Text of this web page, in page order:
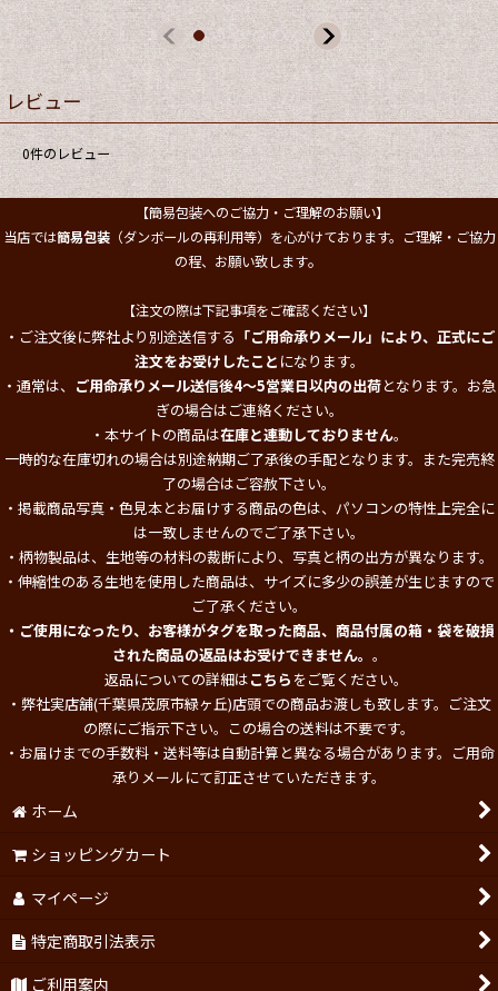
レビュー
0件のレビュー
【簡易包装へのご協力・ご理解のお願い】
当店では簡易包装（ダンボールの再利用等）を心がけております。ご理解・ご協力
の程、お願い致します。
【注文の際は下記事項をご確認ください】
・ご注文後に弊社より別途送信する 「ご用命承りメール」により、正式にご
注文をお受けしたこと になります。
・通常は、 ご用命承りメール送信後4～5営業日以内の出荷となります。お急
ぎの場合はご連絡ください。
・本サイトの商品は在庫と連動しておりません。
一時的な在庫切れの場合は別途納期ご了承後の手配となります。また完売終
了の場合はご容赦下さい。
・掲載商品写真・色見本とお届けする商品の色は、パソコンの特性上完全に
は一致しませんのでご了承下さい。
・柄物製品は、生地等の材料の裁断により、写真と柄の出方が異なります。
・伸縮性のある生地を使用した商品は、サイズに多少の誤差が生じますので
ご了承ください。
・ご使用になったり、お客様がタグを取った商品、商品付属の箱・袋を破損
された商品の返品はお受けできません。 。
返品についての詳細はこちらをご覧ください。
・弊社実店舗(千葉県茂原市緑ヶ丘)店頭での商品お渡しも致します。ご注文
の際にご指示下さい。この場合の送料は不要です。
・お届けまでの手数料・送料等は自動計算と異なる場合があります。ご用命
承りメールにて訂正させていただきます。
ホーム
ショッピングカート
マイページ
特定商取引法表示
ご利用案内